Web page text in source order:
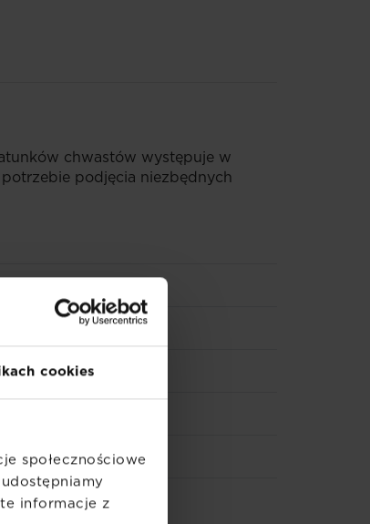
cookies
społecznościowe
informacje z
chwastów występuje w
podjęcia niezbędnych